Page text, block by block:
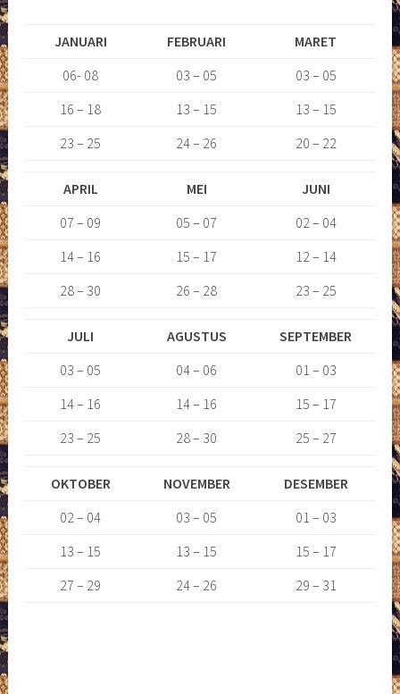
JANUARI FEBRUARI
MARET
06- 08
03 – 05
03 – 05
16 – 18
13 – 15
13 – 15
23 – 25
24 – 26 20 – 22
APRIL MEI
JUNI
07 – 09
05 – 07
02 – 04
14 – 16
15 – 17
12 – 14
28 – 30
26 – 28 23 – 25
JULI AGUSTUS
SEPTEMBER
03 – 05
04 – 06
01 – 03
14 – 16
14 – 16
15 – 17
23 – 25
28 – 30 25 – 27
OKTOBER NOVEMBER
DESEMBER
02 – 04
03 – 05
01 – 03
13 – 15
13 – 15
15 – 17
27 – 29
24 – 26 29 – 31